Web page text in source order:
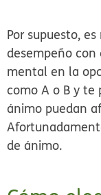
Por supuesto,
desempeño
mental en la
como A o B y te
ánimo puedan
de ánimo.